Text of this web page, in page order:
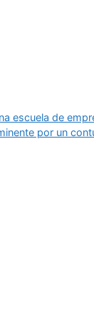
escuela de
por un